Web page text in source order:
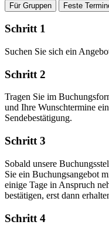
Für Gruppen Feste
Schritt 1
Suchen Sie sich ein
Schritt 2
Tragen Sie im
und Ihre Wunschtermine
Sendebestätigung.
Schritt 3
Sobald unsere
Sie ein Buchungsangebot
einige Tage in Anspruch
bestätigen, erst dann
Schritt 4